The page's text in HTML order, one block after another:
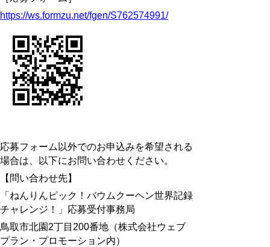
https://ws.formzu.net/fgen/S762574991/
応募フォーム以外でのお申込みを希望される
場合は、以下にお問い合わせください。
【問い合わせ先】
「ねんりんピック！バウムクーヘン世界記録
チャレンジ！」応募受付事務局
鳥取市北園2丁目200番地（株式会社ウェブ
プラン・プロモーション内）